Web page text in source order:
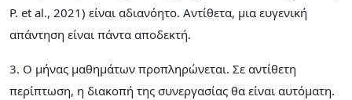
P. et al., 2021) είναι αδιανόητο. Αντίθετα, μια ευγενική
απάντηση είναι πάντα αποδεκτή.
3. Ο μήνας μαθημάτων προπληρώνεται. Σε αντίθετη
περίπτωση, η διακοπή της συνεργασίας θα είναι αυτόματη.